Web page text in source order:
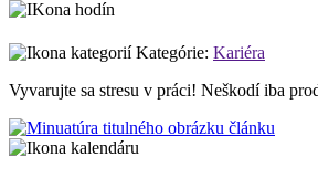
Kategórie: Kariéra
Vyvarujte sa stresu v práci! Neškodí iba